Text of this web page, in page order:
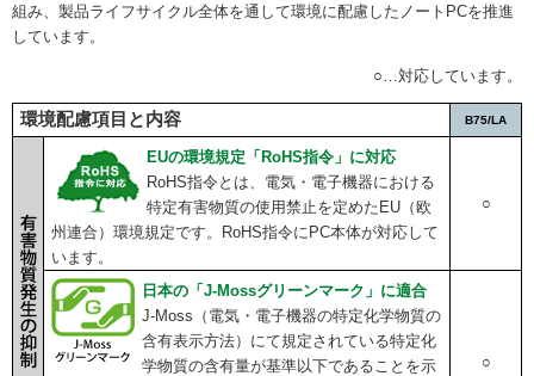
組み、製品ライフサイクル全体を通して環境に配慮したノートPCを推進
しています。
○…対応しています。
環境配慮項目と内容 B75/LA
EUの環境規定「RoHS指令」に対応
RoHS指令とは、電気・電子機器における
特定有害物質の使用禁止を定めたEU（欧
州連合）環境規定です。RoHS指令にPC本体が対応して
います。
○
日本の「J-Mossグリーンマーク」に適合
J-Moss（電気・電子機器の特定化学物質の
含有表示方法）にて規定されている特定化
学物質の含有量が基準以下であることを示
○